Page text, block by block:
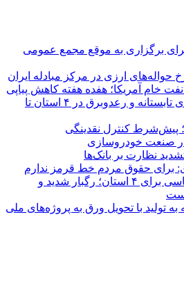
برگزاری به موقع مجمع عمومی
حواله‌های ارزی در مرکز مبادله ایران
خام آمریکا؛ هفده هفته کاهش پیاپی
هشدار تداوم بارش‌های تابستانه و رعدوبرق در ۴ استان تا
پیش‌شرط کنترل نقدینگی
صنعت خودروسازی
نظارت بر بانک‌ها
برای حقوق مردم خط قرمز ندارم
هشدار نارنجی هواشناسی برای ۴ استان؛ رگبار شدید و
تولید با تحویل ورق به پروژه‌های ملی